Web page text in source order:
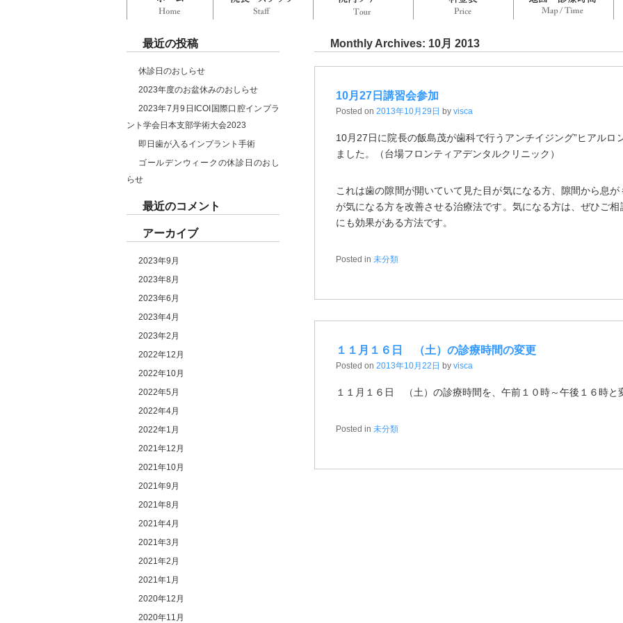
最近の投稿
休診日のおしらせ
2023年度のお盆休みのおしらせ
2023年7月9日ICOI国際口腔インプラ
ント学会日本支部学術大会2023
即日歯が入るインプラント手術
ゴールデンウィークの休診日のおし
らせ
最近のコメント
アーカイブ
2023年9月
2023年8月
2023年6月
2023年4月
2023年2月
2022年12月
2022年10月
2022年5月
2022年4月
2022年1月
2021年12月
2021年10月
2021年9月
2021年8月
2021年4月
2021年3月
2021年2月
2021年1月
2020年12月
2020年11月
Monthly Archives: 10月 2013
10月27日講習会参加
Posted on 2013年10月29日 by visca
10月27日に院長の飯島茂が歯科で行うアンチイジング”ヒアルロ
ました。（台場フロンティアデンタルクリニック）
これは歯の隙間が開いていて見た目が気になる方、隙間から息
が気になる方を改善させる治療法です。気になる方は、ぜひご
にも効果がある方法です。
Posted in 未分類
１１月１６日 （土）の診療時間の変更
Posted on 2013年10月22日 by visca
１１月１６日 （土）の診療時間を、午前１０時～午後１６時と
Posted in 未分類